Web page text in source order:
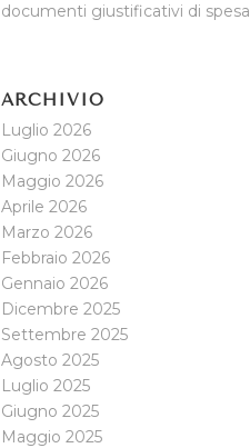
documenti giustificativi di spesa
ARCHIVIO
Luglio 2026
Giugno 2026
Maggio 2026
Aprile 2026
Marzo 2026
Febbraio 2026
Gennaio 2026
Dicembre 2025
Settembre 2025
Agosto 2025
Luglio 2025
Giugno 2025
Maggio 2025